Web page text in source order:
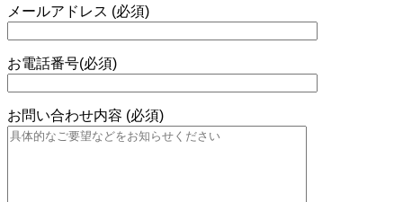
メールアドレス (必須)
お電話番号(必須)
お問い合わせ内容 (必須)